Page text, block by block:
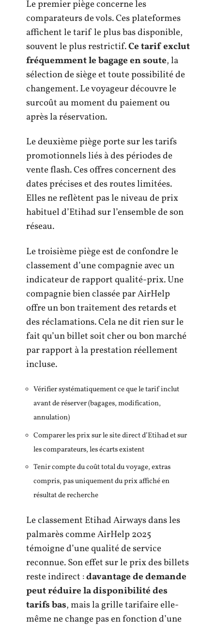
Le premier piège concerne les
comparateurs de vols. Ces plateformes
affichent le tarif le plus bas disponible,
souvent le plus restrictif.Ce tarif exclut
fréquemment le bagage en soute, la
sélection de siège et toute possibilité de
changement. Le voyageur découvre le
surcoût au moment du paiement ou
après la réservation.
Le deuxième piège porte sur les tarifs
promotionnels liés à des périodes de
vente flash. Ces offres concernent des
dates précises et des routes limitées.
Elles ne reflètent pas le niveau de prix
habituel d’Etihad sur l’ensemble de son
réseau.
Le troisième piège est de confondre le
classement d’une compagnie avec un
indicateur de rapport qualité-prix. Une
compagnie bien classée par AirHelp
offre un bon traitement des retards et
des réclamations. Cela ne dit rien sur le
fait qu’un billet soit cher ou bon marché
par rapport à la prestation réellement
incluse.
Vérifier systématiquement ce que le tarif inclut
avant de réserver (bagages, modification,
annulation)
Comparer les prix sur le site direct d’Etihad et sur
les comparateurs, les écarts existent
Tenir compte du coût total du voyage, extras
compris, pas uniquement du prix affiché en
résultat de recherche
Le classement Etihad Airways dans les
palmarès comme AirHelp 2025
témoigne d’une qualité de service
reconnue. Son effet sur le prix des billets
reste indirect :davantage de demande
peut réduire la disponibilité des
tarifs bas, mais la grille tarifaire elle-
même ne change pas en fonction d’une